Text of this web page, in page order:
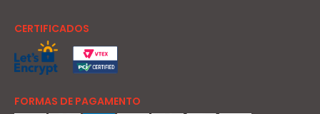
CERTIFICADOS
FORMAS DE PAGAMENTO